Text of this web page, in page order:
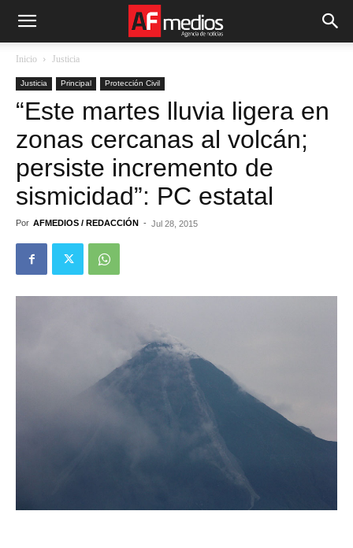
Inicio Justicia
Justicia Principal Protección Civil
“Este martes lluvia ligera en
zonas cercanas al volcán;
persiste incremento de
sismicidad”: PC estatal
Por AFMEDIOS / REDACCIÓN - Jul 28, 2015